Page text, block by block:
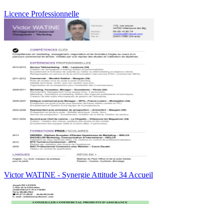
Licence Professionnelle
Victor WATINE - Synergie Attitude 34 Accueil